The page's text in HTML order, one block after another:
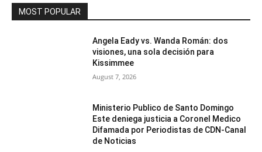
MOST POPULAR
Angela Eady vs. Wanda Román: dos
visiones, una sola decisión para
Kissimmee
August 7, 2026
Ministerio Publico de Santo Domingo
Este deniega justicia a Coronel Medico
Difamada por Periodistas de CDN-Canal
de Noticias